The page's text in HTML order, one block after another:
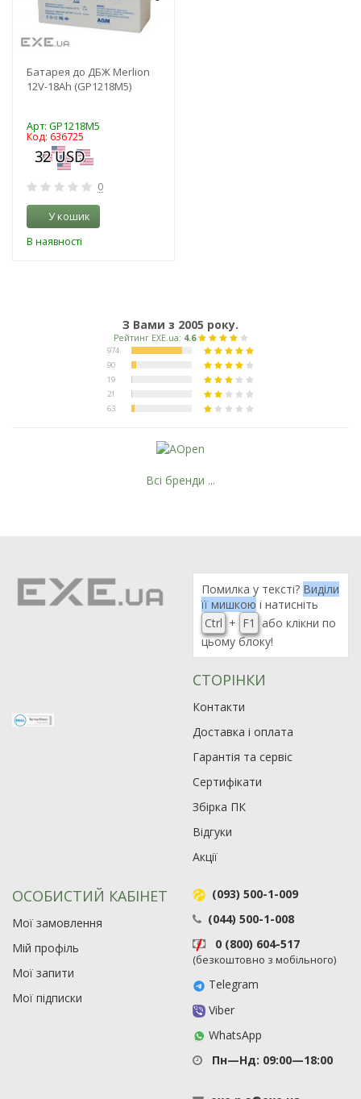
Батарея до ДБЖ Merlion
12V-18Ah (GP1218M5)
Арт: GP1218M5
Код: 636725
0
У кошик
В наявності
З Вами з 2005 року.
Всі бренди ...
Помилка у тексті? Виділи
її мишкою і натисніть
Ctrl + F1
або клікни по
цьому блоку!
СТОРІНКИ
Контакти
Доставка і оплата
Гарантія та сервіс
Сертифікати
Збірка ПК
Відгуки
Акції
ОСОБИСТИЙ КАБІНЕТ
Мої замовлення
Мій профіль
Мої запити
Мої підписки
(093) 500-1-009
(044) 500-1-008
0 (800) 604-517
(безкоштовно з мобільного)
Telegram
Viber
WhatsApp
Пн—Нд: 09:00—18:00